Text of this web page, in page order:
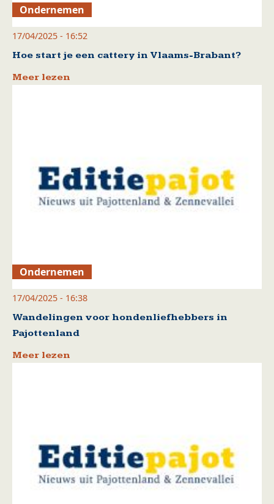
Ondernemen
17/04/2025 - 16:52
Hoe start je een cattery in Vlaams-Brabant?
Meer lezen
Ondernemen
17/04/2025 - 16:38
Wandelingen voor hondenliefhebbers in
Pajottenland
Meer lezen